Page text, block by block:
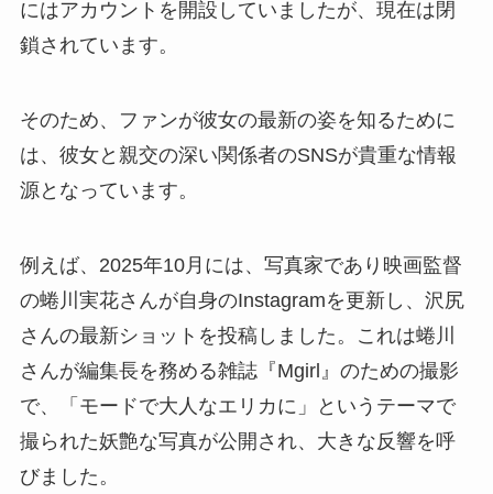
にはアカウントを開設していましたが、現在は閉
鎖されています。
そのため、ファンが彼女の最新の姿を知るために
は、彼女と親交の深い関係者のSNSが貴重な情報
源となっています。
例えば、2025年10月には、写真家であり映画監督
の蜷川実花さんが自身のInstagramを更新し、沢尻
さんの最新ショットを投稿しました。これは蜷川
さんが編集長を務める雑誌『Mgirl』のための撮影
で、「モードで大人なエリカに」というテーマで
撮られた妖艶な写真が公開され、大きな反響を呼
びました。